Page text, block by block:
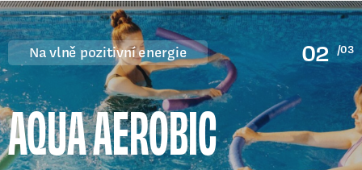
Podcast
Kariéra
Q&A
Omluvy a náhrady
Kontakt
Na vlně pozitivní energie 02 /03
AQUA AEROBIC